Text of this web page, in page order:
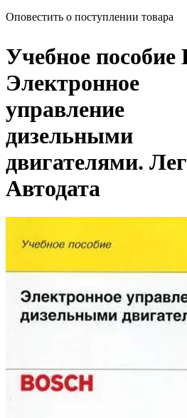
Оповестить о поступлении товара
Учебное пособие
Электронное
управление
дизельными
двигателями.
Aвтодата